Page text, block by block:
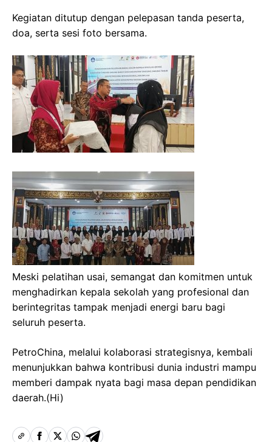
Kegiatan ditutup dengan pelepasan tanda peserta,
doa, serta sesi foto bersama.
Meski pelatihan usai, semangat dan komitmen untuk
menghadirkan kepala sekolah yang profesional dan
berintegritas tampak menjadi energi baru bagi
seluruh peserta.
PetroChina, melalui kolaborasi strategisnya, kembali
menunjukkan bahwa kontribusi dunia industri mampu
memberi dampak nyata bagi masa depan pendidikan
daerah.(Hi)